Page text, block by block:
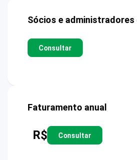
Sócios e administradores
Consultar
Faturamento anual
R$ Consultar